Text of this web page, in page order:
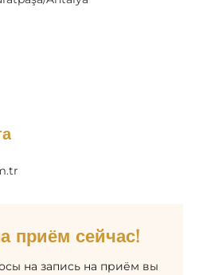
приём сейчас!
на запись на приём вы